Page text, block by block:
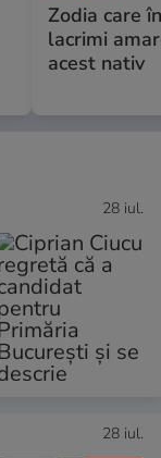
Zodia care
lacrimi
acest nativ
28 iul.
28 iul.